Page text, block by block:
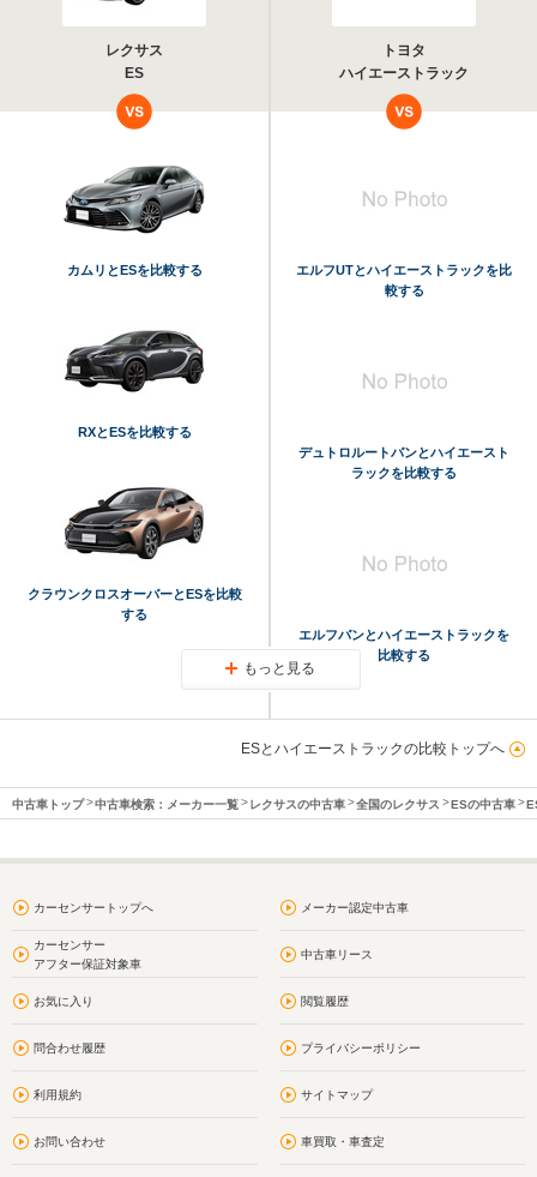
レクサス
ES
トヨタ
ハイエーストラック
カムリとESを比較する
RXとESを比較する
クラウンクロスオーバーとESを比較
する
エルフUTとハイエーストラックを比
較する
デュトロルートバンとハイエースト
ラックを比較する
エルフバンとハイエーストラックを
比較する
もっと見る
ESとハイエーストラックの比較トップへ
中古車トップ 中古車検索：メーカー一覧 レクサスの中古車 全国のレクサス ESの中古車
カーセンサートップへ メーカー認定中古車
カーセンサー
アフター保証対象車
中古車リース
お気に入り 閲覧履歴
問合わせ履歴 プライバシーポリシー
利用規約 サイトマップ
お問い合わせ 車買取・車査定